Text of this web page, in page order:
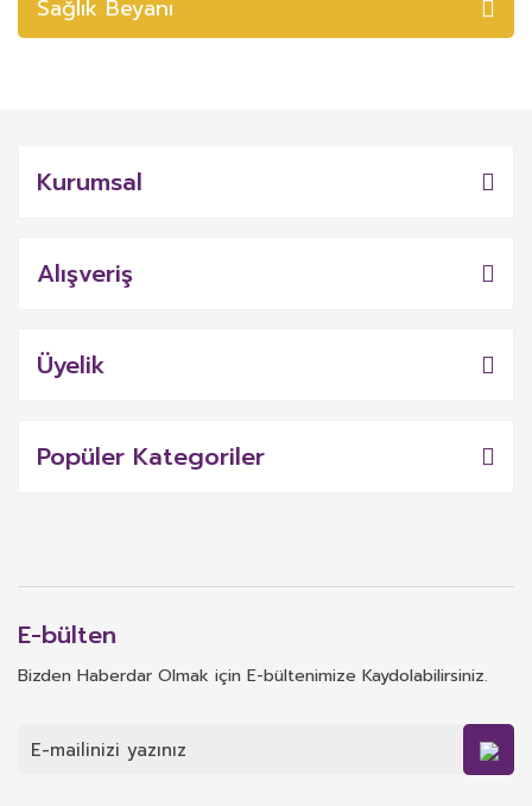
Sağlık Beyanı
Kurumsal
Alışveriş
Üyelik
Popüler Kategoriler
E-bülten
Bizden Haberdar Olmak için E-bültenimize Kaydolabilirsiniz.